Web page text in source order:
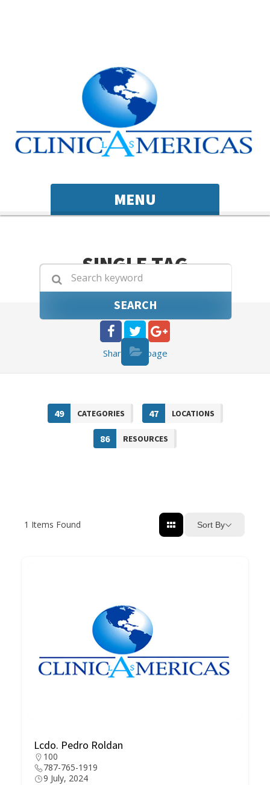
MENU
SEARCH
SINGLE TAG
Share this page
49 CATEGORIES 47 LOCATIONS
86 RESOURCES
1 Items Found Sort By
Lcdo. Pedro Roldan
100
787-765-1919
9 July, 2024